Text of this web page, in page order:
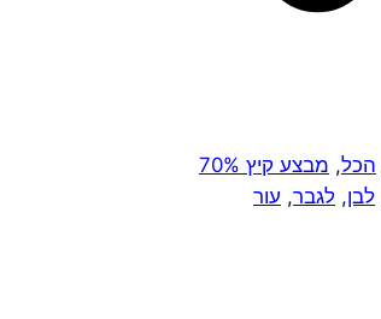
הכל,
מבצע קיץ 70%
לבן, לגבר, עור